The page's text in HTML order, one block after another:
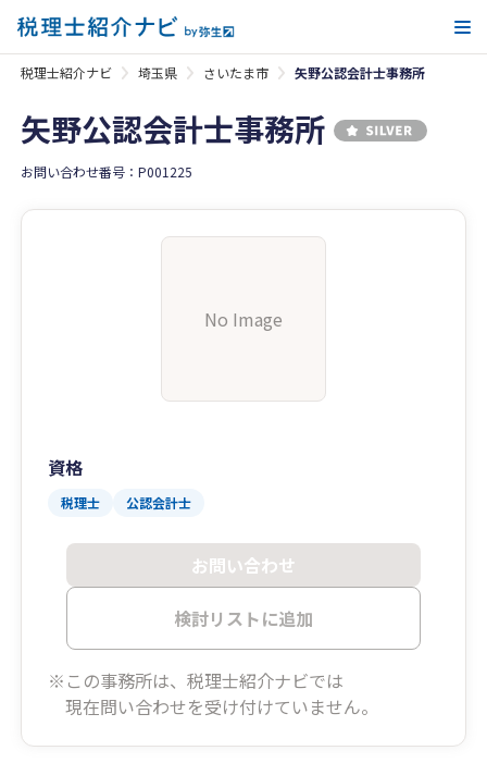
税理士紹介ナビ 埼玉県 さいたま市 矢野公認会計士事務所
矢野公認会計士事務所
お問い合わせ番号：P001225
No Image
資格
税理士 公認会計士
お問い合わせ
検討リストに追加
※この事務所は、税理士紹介ナビでは
現在問い合わせを受け付けていません。